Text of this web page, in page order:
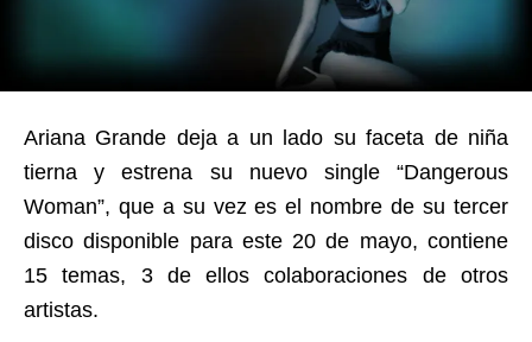
Ariana Grande deja a un lado su faceta de niña
tierna y estrena su nuevo single “Dangerous
Woman”, que a su vez es el nombre de su tercer
disco disponible para este 20 de mayo, contiene
15 temas, 3 de ellos colaboraciones de otros
artistas.